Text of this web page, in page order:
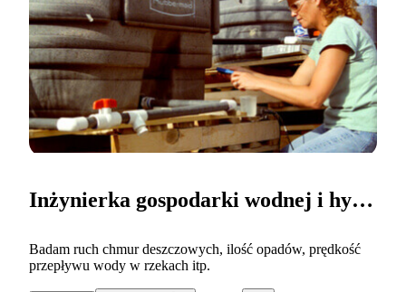
Inżynierka gospodarki wodnej i hydrologii
Badam ruch chmur deszczowych, ilość opadów, prędkość
przepływu wody w rzekach itp.